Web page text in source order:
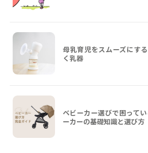
母乳育児をスムーズにす
く乳器
ベビーカー選びで困って
ーカーの基礎知識と選び方